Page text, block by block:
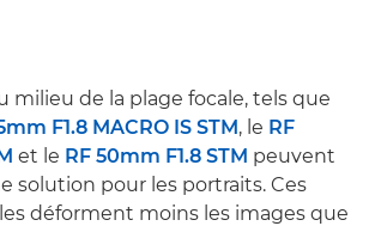
milieu de la plage focale, tels que
F1.8 MACRO IS STM, le RF
et le RF 50mm F1.8 STM peuvent
solution pour les portraits. Ces
déforment moins les images que